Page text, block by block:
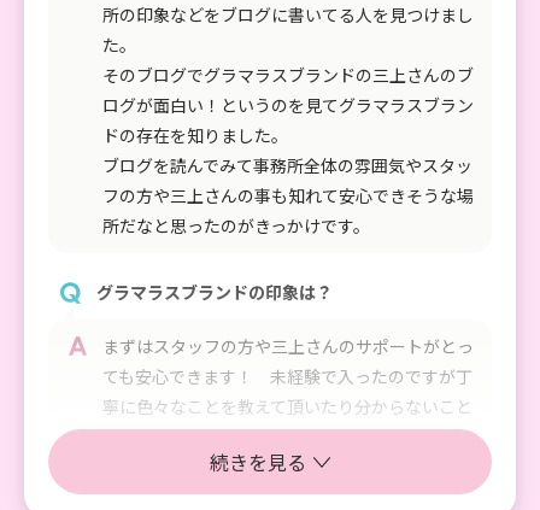
所の印象などをブログに書いてる人を見つけまし
た。
そのブログでグラマラスブランドの三上さんのブ
ログが面白い！というのを見てグラマラスブラン
ドの存在を知りました。
ブログを読んでみて事務所全体の雰囲気やスタッ
フの方や三上さんの事も知れて安心できそうな場
所だなと思ったのがきっかけです。
グラマラスブランドの印象は？
まずはスタッフの方や三上さんのサポートがとっ
ても安心できます！ 未経験で入ったのですが丁
寧に色々なことを教えて頂いたり分からないこと
があればすぐに教えて頂けます！
そして 自分がどうなりたいかどういう風にやっ
ていきたいか自分で考えるという力がつく場所だ
続きを見る